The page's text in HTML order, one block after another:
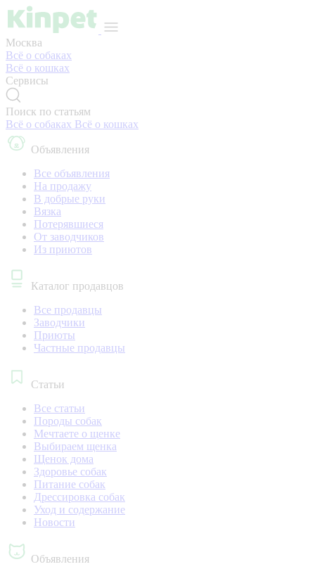
Москва
Всё о собаках
Всё о кошках
Сервисы
Поиск по статьям
Всё о собаках Всё о кошках
Объявления
Все объявления
На продажу
В добрые руки
Вязка
Потерявшиеся
От заводчиков
Из приютов
Каталог продавцов
Все продавцы
Заводчики
Приюты
Частные продавцы
Статьи
Все статьи
Породы собак
Мечтаете о щенке
Выбираем щенка
Щенок дома
Здоровье собак
Питание собак
Дрессировка собак
Уход и содержание
Новости
Объявления